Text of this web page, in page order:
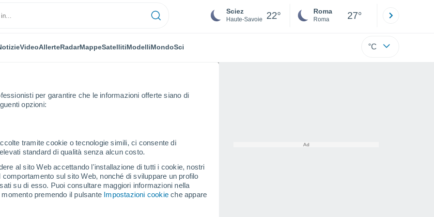
per garantire che le informazioni offerte siano di
opzioni:
tramite cookie o tecnologie simili, ci consente di
standard di qualità senza alcun costo.
al sito Web accettando l'installazione di tutti i cookie, nostri
sul sito Web, nonché di sviluppare un profilo
su di esso. Puoi consultare maggiori informazioni nella
premendo il pulsante Impostazioni cookie che appare
Sciez
Haute-Savoie 22° Roma
Roma 27°
VideoAllerteRadarMappeSatellitiModelliMondoSci °C
...